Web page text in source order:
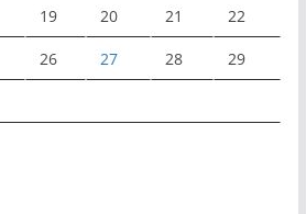
19 20 21 22
26 27 28 29